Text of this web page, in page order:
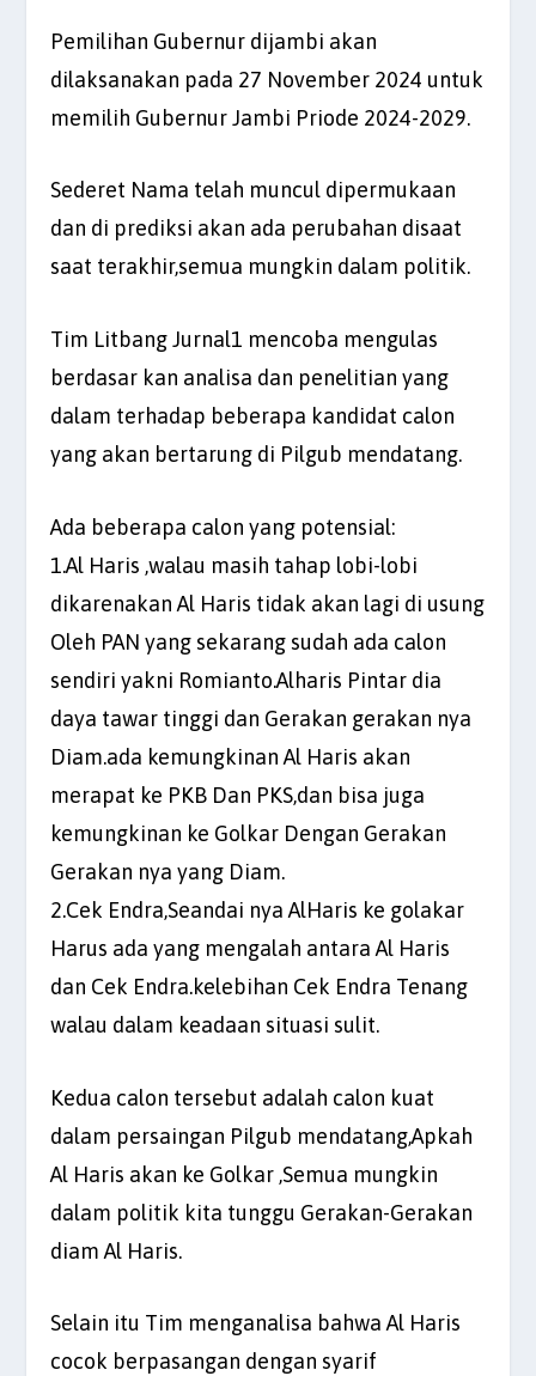
Pemilihan Gubernur dijambi akan
dilaksanakan pada 27 November 2024 untuk
memilih Gubernur Jambi Priode 2024-2029.
Sederet Nama telah muncul dipermukaan
dan di prediksi akan ada perubahan disaat
saat terakhir,semua mungkin dalam politik.
Tim Litbang Jurnal1 mencoba mengulas
berdasar kan analisa dan penelitian yang
dalam terhadap beberapa kandidat calon
yang akan bertarung di Pilgub mendatang.
Ada beberapa calon yang potensial:
1.Al Haris ,walau masih tahap lobi-lobi
dikarenakan Al Haris tidak akan lagi di usung
Oleh PAN yang sekarang sudah ada calon
sendiri yakni Romianto.Alharis Pintar dia
daya tawar tinggi dan Gerakan gerakan nya
Diam.ada kemungkinan Al Haris akan
merapat ke PKB Dan PKS,dan bisa juga
kemungkinan ke Golkar Dengan Gerakan
Gerakan nya yang Diam.
2.Cek Endra,Seandai nya AlHaris ke golakar
Harus ada yang mengalah antara Al Haris
dan Cek Endra.kelebihan Cek Endra Tenang
walau dalam keadaan situasi sulit.
Kedua calon tersebut adalah calon kuat
dalam persaingan Pilgub mendatang,Apkah
Al Haris akan ke Golkar ,Semua mungkin
dalam politik kita tunggu Gerakan-Gerakan
diam Al Haris.
Selain itu Tim menganalisa bahwa Al Haris
cocok berpasangan dengan syarif